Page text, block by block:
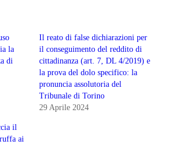
la
di
Il reato di false dichiarazioni per
il conseguimento del reddito di
cittadinanza (art. 7, DL 4/2019) e
la prova del dolo specifico: la
pronuncia assolutoria del
Tribunale di Torino
29 Aprile 2024
il
ai